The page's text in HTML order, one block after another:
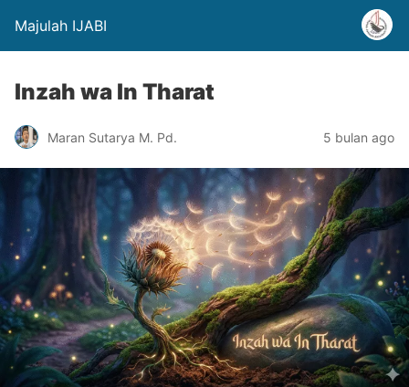
Majulah IJABI
Inzah wa In Tharat
Maran Sutarya M. Pd. 5 bulan ago